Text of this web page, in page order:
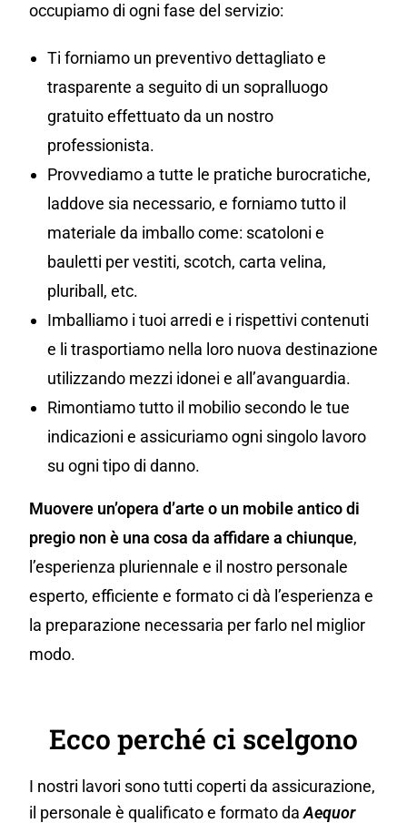
occupiamo di ogni fase del servizio:
Ti forniamo un preventivo dettagliato e
trasparente a seguito di un sopralluogo
gratuito effettuato da un nostro
professionista.
Provvediamo a tutte le pratiche burocratiche,
laddove sia necessario, e forniamo tutto il
materiale da imballo come: scatoloni e
bauletti per vestiti, scotch, carta velina,
pluriball, etc.
Imballiamo i tuoi arredi e i rispettivi contenuti
e li trasportiamo nella loro nuova destinazione
utilizzando mezzi idonei e all’avanguardia.
Rimontiamo tutto il mobilio secondo le tue
indicazioni e assicuriamo ogni singolo lavoro
su ogni tipo di danno.
Muovere un’opera d’arte o un mobile antico di
pregio non è una cosa da affidare a chiunque,
l’esperienza pluriennale e il nostro personale
esperto, efficiente e formato ci dà l’esperienza e
la preparazione necessaria per farlo nel miglior
modo.
Ecco perché ci scelgono
I nostri lavori sono tutti coperti da assicurazione,
il personale è qualificato e formato daAequor